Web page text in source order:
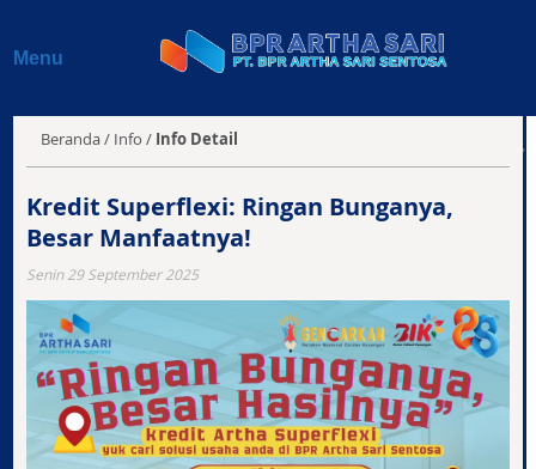
Produk & Layanan
Info BPR
Kontak Kami
E-Magazine
Menu
Beranda/ Info / Info Detail
Kredit Superflexi: Ringan Bunganya,
Besar Manfaatnya!
Senin 29 September 2025